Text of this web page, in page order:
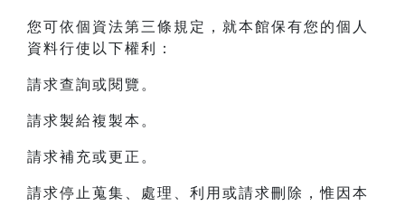
您可依個資法第三條規定，就本館保有您的個人
資料行使以下權利：
請求查詢或閱覽。
請求製給複製本。
請求補充或更正。
請求停止蒐集、處理、利用或請求刪除，惟因本